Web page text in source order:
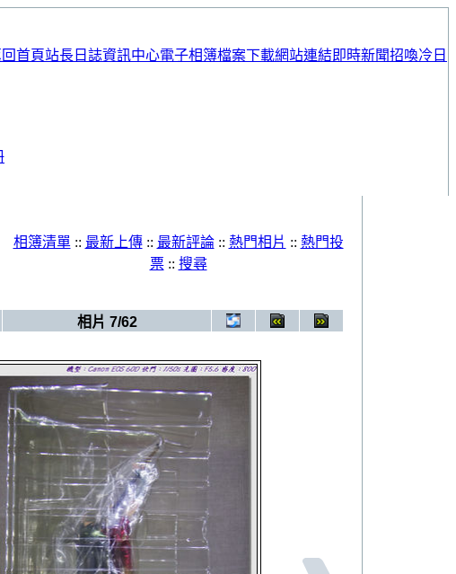
首頁站長日誌資訊中心電子相簿檔案下載網站連結即時新聞招喚冷日
相簿清單:: 最新上傳:: 最新評論:: 熱門相片 :: 熱門投
票:: 搜尋
相片 7/62